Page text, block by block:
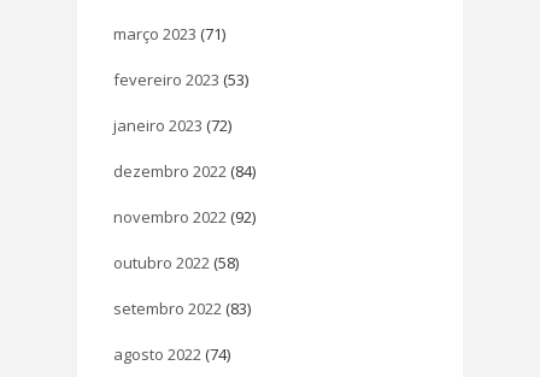
março 2023 (71)
fevereiro 2023 (53)
janeiro 2023 (72)
dezembro 2022 (84)
novembro 2022 (92)
outubro 2022 (58)
setembro 2022 (83)
agosto 2022 (74)